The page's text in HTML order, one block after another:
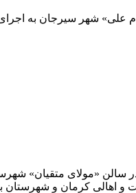
رهام هادیان و امیر مقاره، قرار است روز شنبه ۱۵
خواجه‌امیری که به تازگی در تهران و دیگر شهرها کنسرت برگزار کرده،
اهالی کرمان و شهرستان